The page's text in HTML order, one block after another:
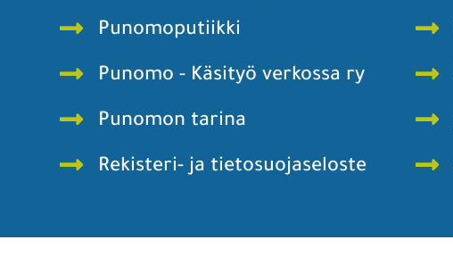
Punomoputiikki
Punomo - Käsityö verkossa ry
Punomon tarina
Rekisteri- ja tietosuojaseloste